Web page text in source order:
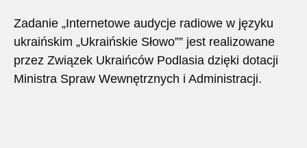
Zadanie „Internetowe audycje radiowe w języku
ukraińskim „Ukraińskie Słowo”” jest realizowane
przez Związek Ukraińców Podlasia dzięki dotacji
Ministra Spraw Wewnętrznych i Administracji.